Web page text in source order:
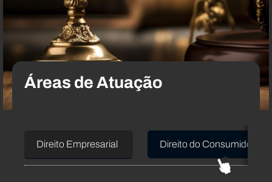
Áreas de Atuação
Direito Empresarial Direito do Consumidor